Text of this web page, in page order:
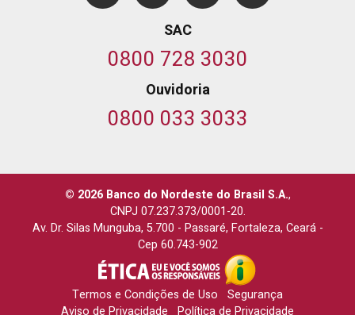
SAC
0800 728 3030
Ouvidoria
0800 033 3033
© 2026 Banco do Nordeste do Brasil S.A.,
CNPJ 07.237.373/0001-20.
Av. Dr. Silas Munguba, 5.700 - Passaré, Fortaleza, Ceará-
Cep 60.743-902
Termos e Condições de Uso
Segurança
Aviso de Privacidade
Política de Privacidade